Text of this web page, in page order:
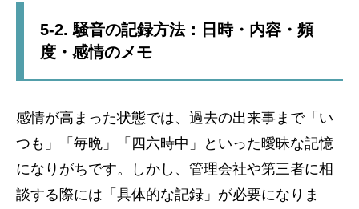
5-2. 騒音の記録方法：日時・内容・頻
度・感情のメモ
感情が高まった状態では、過去の出来事まで「い
つも」「毎晩」「四六時中」といった曖昧な記憶
になりがちです。しかし、管理会社や第三者に相
談する際には「具体的な記録」が必要になりま